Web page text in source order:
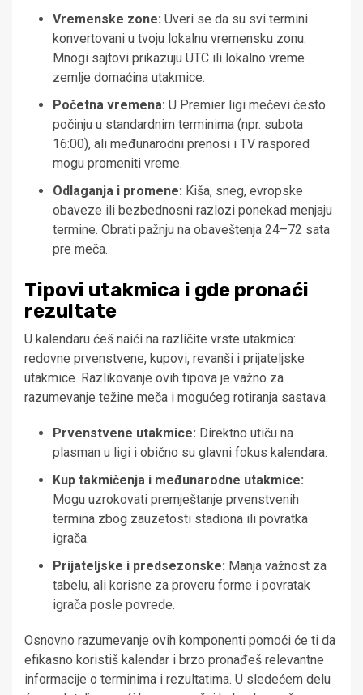
Vremenske zone: Uveri se da su svi termini
konvertovani u tvoju lokalnu vremensku zonu.
Mnogi sajtovi prikazuju UTC ili lokalno vreme
zemlje domaćina utakmice.
Početna vremena: U Premier ligi mečevi često
počinju u standardnim terminima (npr. subota
16:00), ali međunarodni prenosi i TV raspored
mogu promeniti vreme.
Odlaganja i promene: Kiša, sneg, evropske
obaveze ili bezbednosni razlozi ponekad menjaju
termine. Obrati pažnju na obaveštenja 24–72 sata
pre meča.
Tipovi utakmica i gde pronaći
rezultate
U kalendaru ćeš naići na različite vrste utakmica:
redovne prvenstvene, kupovi, revanši i prijateljske
utakmice. Razlikovanje ovih tipova je važno za
razumevanje težine meča i mogućeg rotiranja sastava.
Prvenstvene utakmice: Direktno utiču na
plasman u ligi i obično su glavni fokus kalendara.
Kup takmičenja i međunarodne utakmice:
Mogu uzrokovati premještanje prvenstvenih
termina zbog zauzetosti stadiona ili povratka
igrača.
Prijateljske i predsezonske: Manja važnost za
tabelu, ali korisne za proveru forme i povratak
igrača posle povrede.
Osnovno razumevanje ovih komponenti pomoći će ti da
efikasno koristiš kalendar i brzo pronađeš relevantne
informacije o terminima i rezultatima. U sledećem delu